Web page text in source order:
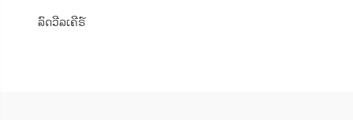
ລົດວີລເຄີຣ໌